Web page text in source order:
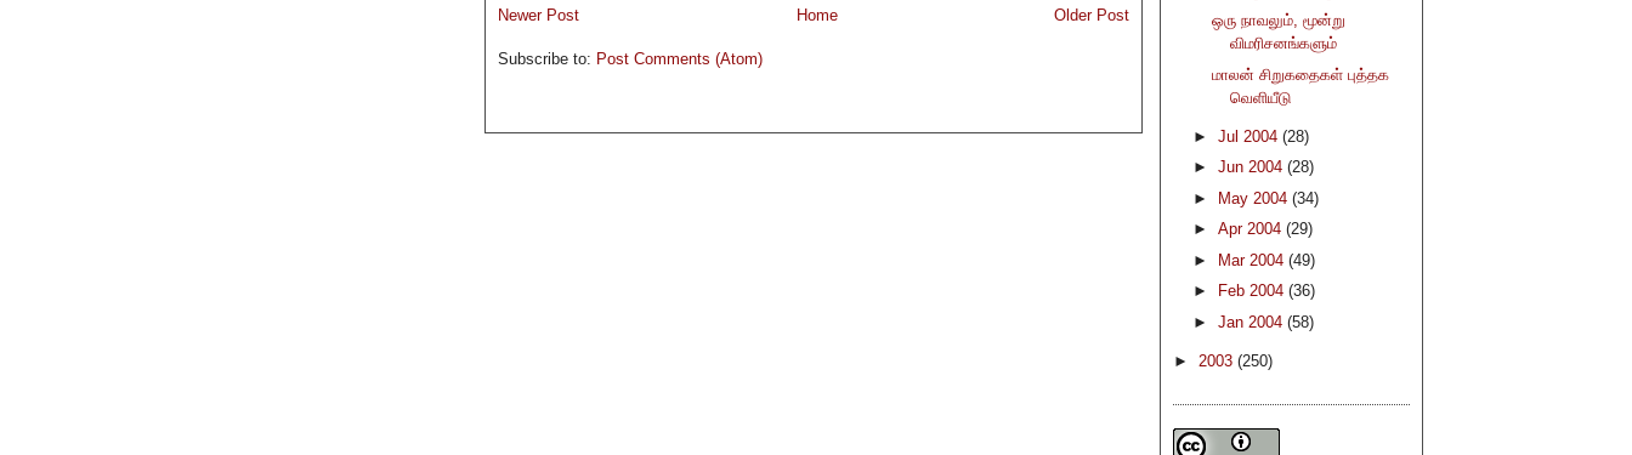
Newer Post Older Post
Home
Subscribe to: Post Comments (Atom)
ஒரு நாவலும், மூன்று
விமரிசனங்களும்
மாலன் சிறுகதைகள் புத்தக
வெளியீடு
► Jul 2004 (28)
► Jun 2004 (28)
►
May 2004 (34)
► Apr 2004 (29)
►
Mar 2004 (49)
►
Feb 2004 (36)
► Jan 2004 (58)
► 2003 (250)